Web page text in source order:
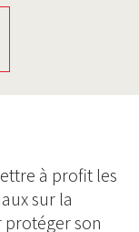
à profit les
sur la
son